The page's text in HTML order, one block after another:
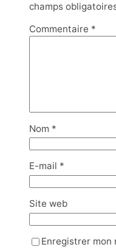
champs
Commentaire *
Nom *
E-mail *
Site web
Enregistrer mon